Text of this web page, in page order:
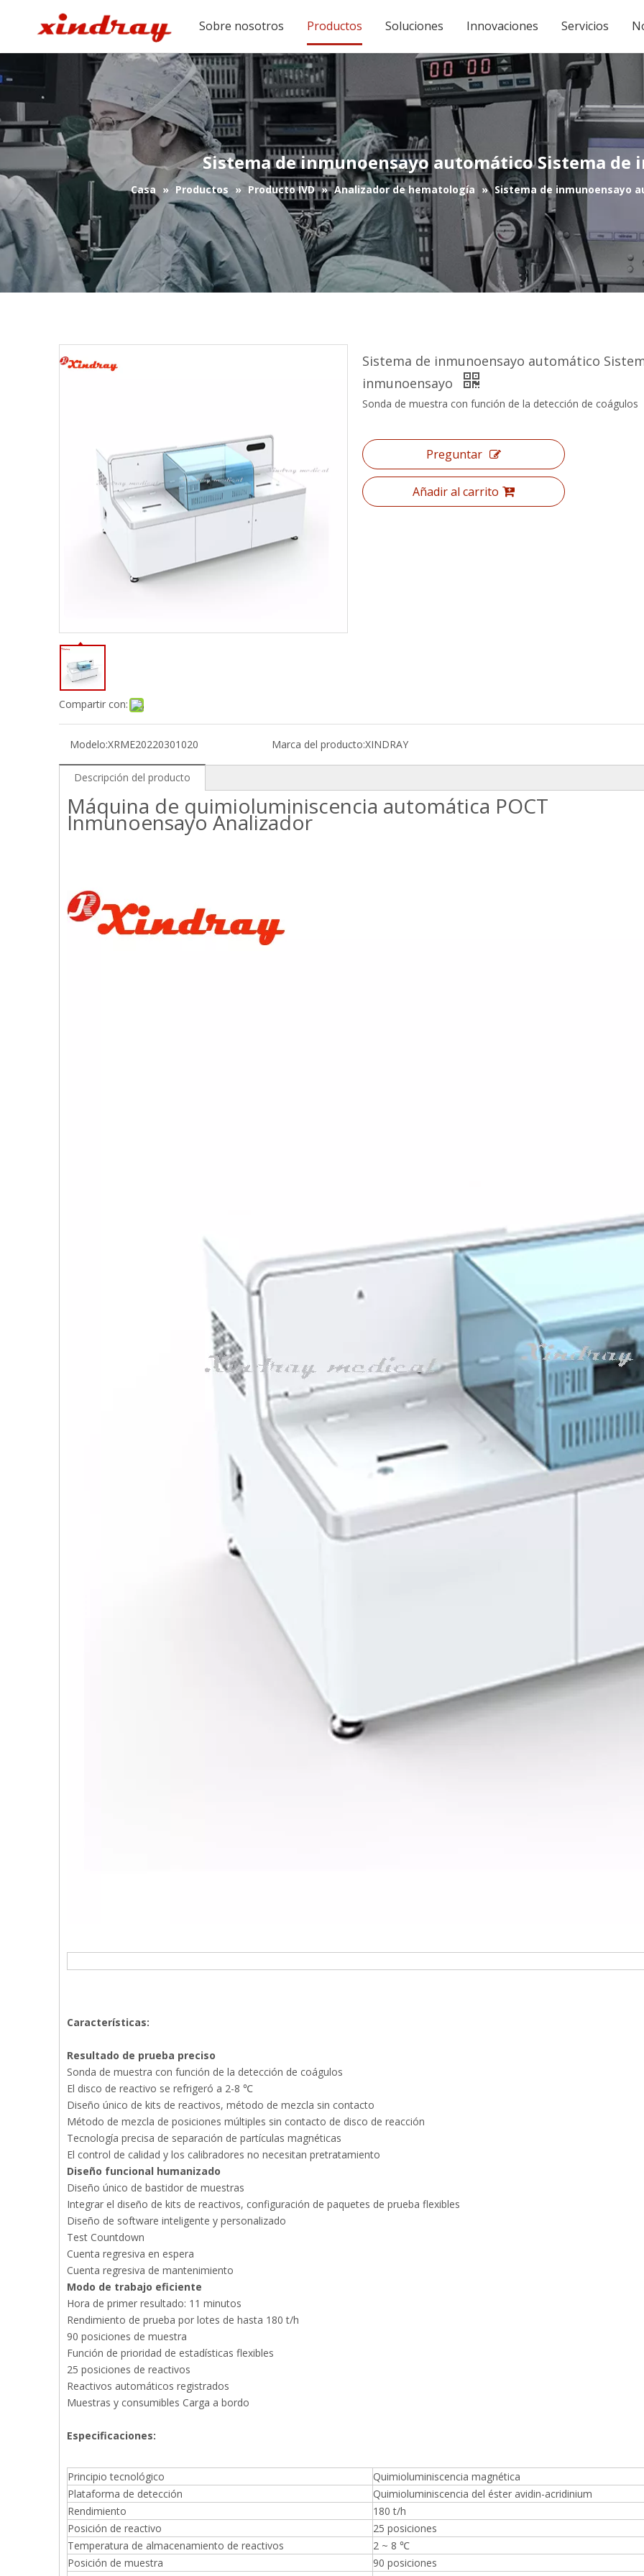
Sobre nosotros Productos Soluciones Innovaciones Servicios
Sistema de inmunoensayo automático Sistema de
Casa » Productos » Producto IVD » Analizador de hematología » Sistema de inmunoensayo
Compartir con:
Sistema de inmunoensayo automático
inmunoensayo
Sonda de muestra con función de la detección de coágulos
Preguntar
Añadir al carrito
Modelo:XRME20220301020 Marca del producto:XINDRAY
Descripción del producto
Máquina de quimioluminiscencia automática POCT
Inmunoensayo Analizador
Características:
Resultado de prueba preciso
Sonda de muestra con función de la detección de coágulos
El disco de reactivo se refrigeró a 2-8 ℃
Diseño único de kits de reactivos, método de mezcla sin contacto
Método de mezcla de posiciones múltiples sin contacto de disco de reacción
Tecnología precisa de separación de partículas magnéticas
El control de calidad y los calibradores no necesitan pretratamiento
Diseño funcional humanizado
Diseño único de bastidor de muestras
Integrar el diseño de kits de reactivos, configuración de paquetes de prueba flexibles
Diseño de software inteligente y personalizado
Test Countdown
Cuenta regresiva en espera
Cuenta regresiva de mantenimiento
Modo de trabajo eficiente
Hora de primer resultado: 11 minutos
Rendimiento de prueba por lotes de hasta 180 t/h
90 posiciones de muestra
Función de prioridad de estadísticas flexibles
25 posiciones de reactivos
Reactivos automáticos registrados
Muestras y consumibles Carga a bordo
Especificaciones:
Principio tecnológico
Quimioluminiscencia magnética
Plataforma de detección
Quimioluminiscencia del éster avidin-acridinium
Rendimiento
180 t/h
Posición de reactivo
25 posiciones
Temperatura de almacenamiento de reactivos
2 ~ 8 ℃
Posición de muestra
90 posiciones